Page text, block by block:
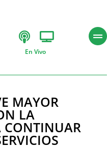
En Vivo
MAYOR
LA
CONTINUAR